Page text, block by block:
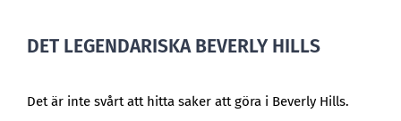
DET LEGENDARISKA BEVERLY HILLS
Det är inte svårt att hitta saker att göra i Beverly Hills.